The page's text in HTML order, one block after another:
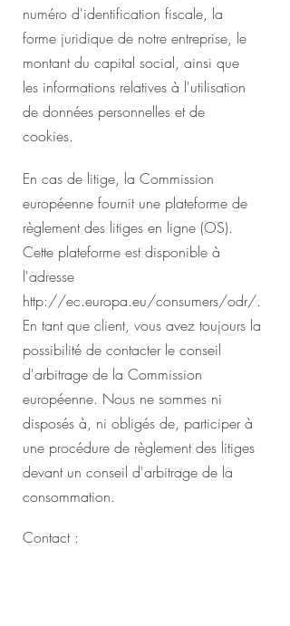
numéro d'identification fiscale, la
forme juridique de notre entreprise, le
montant du capital social, ainsi que
les informations relatives à l'utilisation
de données personnelles et de
cookies.
En cas de litige, la Commission
européenne fournit une plateforme de
règlement des litiges en ligne (OS).
Cette plateforme est disponible à
l'adresse
http://ec.europa.eu/consumers/odr/.
En tant que client, vous avez toujours la
possibilité de contacter le conseil
d'arbitrage de la Commission
européenne. Nous ne sommes ni
disposés à, ni obligés de, participer à
une procédure de règlement des litiges
devant un conseil d'arbitrage de la
consommation.
Contact :